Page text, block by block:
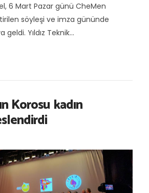
6 Mart Pazar günü CheMen
söyleşi ve imza gününde
geldi. Yıldız Teknik...
Korosu kadın